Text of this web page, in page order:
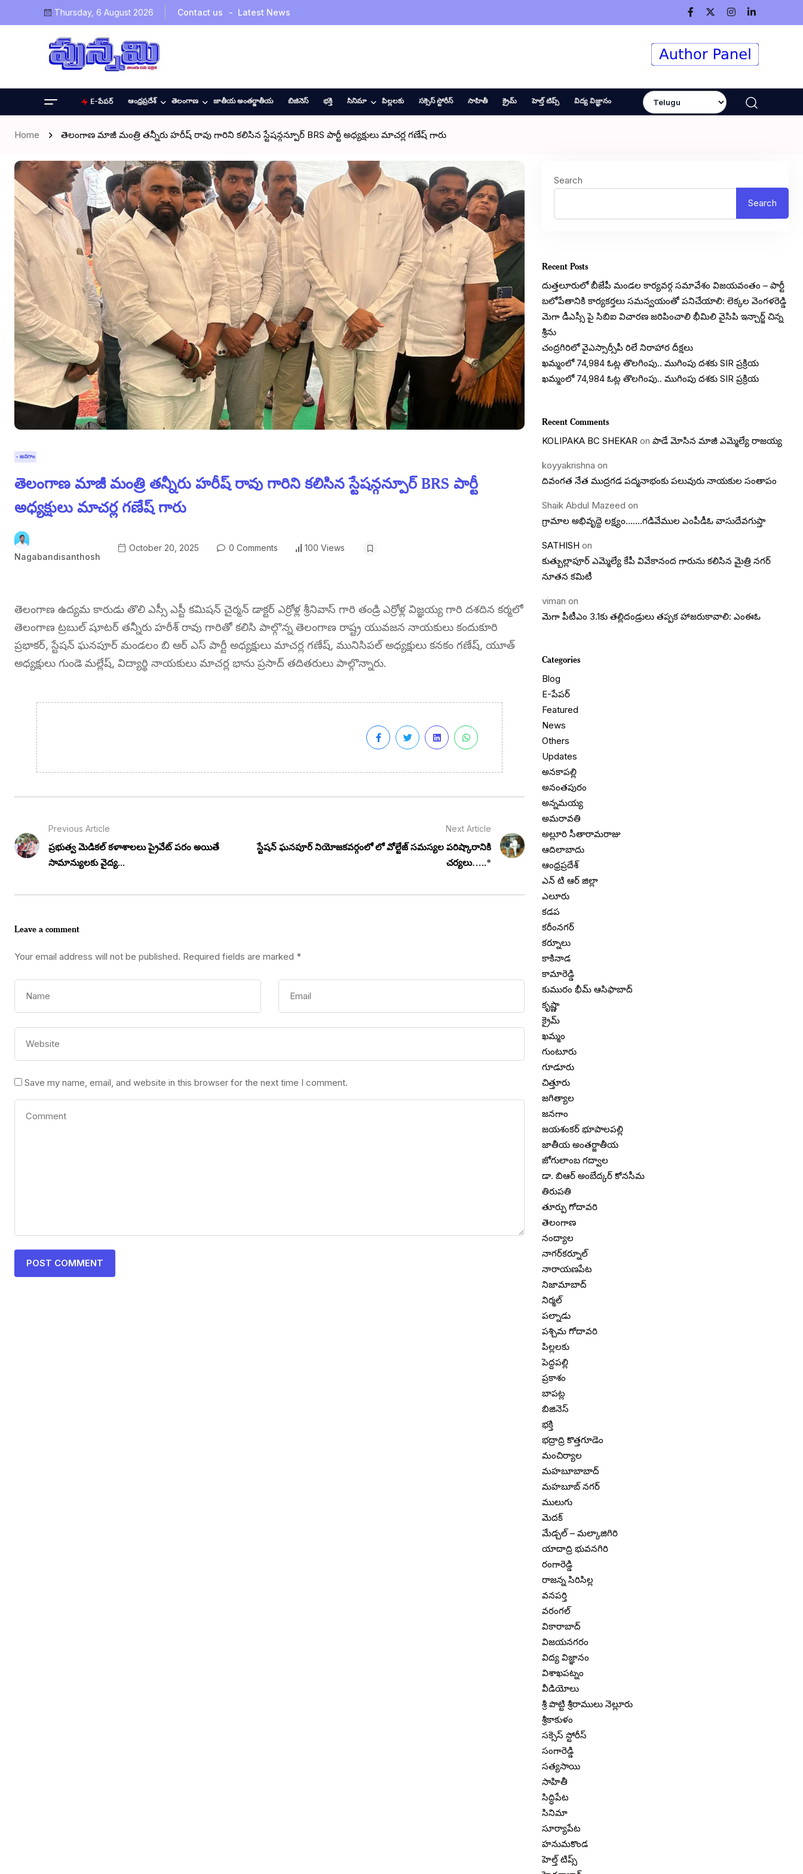
Thursday, 6 August 2026 Contact us Latest News
E-పేపర్ ఆంధ్రప్రదేశ్ తెలంగాణ జాతీయ అంతర్జాతీయ బిజినెస్ భక్తి సినిమా పిల్లలకు సక్సెస్ స్టోరీస్ సాహితీ క్రైమ్ హెల్త్ టిప్స్ విద్య విజ్ఞానం
Home తెలంగాణ మాజీ మంత్రి తన్నీరు హరీష్ రావు గారిని కలిసిన స్టేషన్గన్పూర్ BRS పార్టీ అధ్యక్షులు మాచర్ల గణేష్ గారు
- జనగాం
తెలంగాణ మాజీ మంత్రి తన్నీరు హరీష్ రావు గారిని కలిసిన స్టేషన్గన్పూర్ BRS పార్టీ
అధ్యక్షులు మాచర్ల గణేష్ గారు
Nagabandisanthosh
October 20, 2025 0 Comments 100 Views
తెలంగాణ ఉద్యమ కారుడు తొలి ఎస్సీ ఎస్టీ కమిషన్ చైర్మన్ డాక్టర్ ఎర్రోళ్ల శ్రీనివాస్ గారి తండ్రి ఎర్రోళ్ల విజ్ఞయ్య గారి దశదిన కర్మలో
తెలంగాణ ట్రబుల్ షూటర్ తన్నీరు హరీశ్ రావు గారితో కలిసి పాల్గొన్న తెలంగాణ రాష్ట్ర యువజన నాయకులు కందుకూరి
ప్రభాకర్, స్టేషన్ ఘనపూర్ మండలం బి ఆర్ ఎస్ పార్టీ అధ్యక్షులు మాచర్ల గణేష్, మునిసిపల్ అధ్యక్షులు కనకం గణేష్, యూత్
అధ్యక్షులు గుండె మల్లేష్, విద్యార్థి నాయకులు మాచర్ల భాను ప్రసాద్ తదితరులు పాల్గొన్నారు.
Previous Article
ప్రభుత్వ మెడికల్ కళాశాలలు ప్రైవేట్ పరం అయితే
సామాన్యులకు వైద్య...
Next Article
స్టేషన్ ఘనపూర్ నియోజకవర్గంలో లో వోల్టేజ్ సమస్యల పరిష్కారానికి
చర్యలు…..*
Leave a comment
Your email address will not be published. Required fields are marked *
Save my name, email, and website in this browser for the next time I comment.
Search
Search
Recent Posts
దుత్తలూరులో బీజేపీ మండల కార్యవర్గ సమావేశం విజయవంతం – పార్టీ
బలోపేతానికి కార్యకర్తలు సమన్వయంతో పనిచేయాలి: లెక్కల వెంగళరెడ్డి
మెగా డీఎస్సీ పై సిబిఐ విచారణ జరిపించాలి భీమిలి వైసిపి ఇన్చార్జ్ చిన్న
శ్రీను
చంద్రగిరిలో వైఎస్సార్సీపీ రిలే నిరాహార దీక్షలు
ఖమ్మంలో 74,984 ఓట్ల తొలగింపు.. ముగింపు దశకు SIR ప్రక్రియ
ఖమ్మంలో 74,984 ఓట్ల తొలగింపు.. ముగింపు దశకు SIR ప్రక్రియ
Recent Comments
KOLIPAKA BC SHEKAR onపాడే మోసిన మాజీ ఎమ్మెల్యే రాజయ్య
koyyakrishna on
దివంగత నేత ముద్రగడ పద్మనాభంకు పలువురు నాయకుల సంతాపం
Shaik Abdul Mazeed on
గ్రామాల అభివృద్దె లక్ష్యం…….గడివేముల ఎంపీడీఓ వాసుదేవగుప్తా
SATHISH on
కుత్బుల్లాపూర్ ఎమ్మెల్యే కేపీ వివేకానంద గారును కలిసిన మైత్రి నగర్
నూతన కమిటీ
viman on
మెగా పీటీఎం 3.1కు తల్లిదండ్రులు తప్పక హాజరుకావాలి: ఎంఈఓ
Categories
Blog
E-పేపర్
Featured
News
Others
Updates
అనకాపల్లి
అనంతపురం
అన్నమయ్య
అమరావతి
అల్లూరి సీతారామరాజు
ఆదిలాబాదు
ఆంధ్రప్రదేశ్
ఎన్ టి ఆర్ జిల్లా
ఎలూరు
కడప
కరీంనగర్
కర్నూలు
కాకినాడ
కామారెడ్డి
కుమురం భీమ్ ఆసిఫాబాద్
కృష్ణా
క్రైమ్
ఖమ్మం
గుంటూరు
గూడూరు
చిత్తూరు
జగిత్యాల
జనగాం
జయశంకర్ భూపాలపల్లి
జాతీయ అంతర్జాతీయ
జోగులాంబ గద్వాల
డా. బిఆర్ అంబేద్కర్ కోనసీమ
తిరుపతి
తూర్పు గోదావరి
తెలంగాణ
నంద్యాల
నాగర్‌కర్నూల్
నారాయణపేట
నిజామాబాద్
నిర్మల్
పల్నాడు
పశ్చిమ గోదావరి
పిల్లలకు
పెద్దపల్లి
ప్రకాశం
బాపట్ల
బిజినెస్
భక్తి
భద్రాద్రి కొత్తగూడెం
మంచిర్యాల
మహబూబాబాద్
మహబూబ్ నగర్
ములుగు
మెదక్
మేడ్చల్ – మల్కాజిగిరి
యాదాద్రి భువనగిరి
రంగారెడ్డి
రాజన్న సిరిసిల్ల
వనపర్తి
వరంగల్
వికారాబాద్
విజయనగరం
విద్య విజ్ఞానం
విశాఖపట్నం
వీడియోలు
శ్రీ పొట్టి శ్రీరాములు నెల్లూరు
శ్రీకాకుళం
సక్సెస్ స్టోరీస్
సంగారెడ్డి
సత్యసాయి
సాహితీ
సిద్ధిపేట
సినిమా
సూర్యాపేట
హనుమకొండ
హెల్త్ టిప్స్